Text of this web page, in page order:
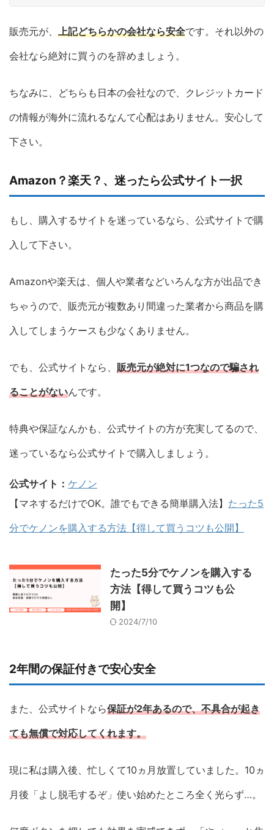
販売元が、 上記どちらかの会社なら安全です。それ以外の
会社なら絶対に買うのを辞めましょう。
ちなみに、どちらも日本の会社なので、クレジットカード
の情報が海外に流れるなんて心配はありません。安心して
下さい。
Amazon？楽天？、迷ったら公式サイト一択
もし、購入するサイトを迷っているなら、公式サイトで購
入して下さい。
Amazonや楽天は、個人や業者などいろんな方が出品でき
ちゃうので、販売元が複数あり間違った業者から商品を購
入してしまうケースも少なくありません。
でも、公式サイトなら、 販売元が絶対に1つなので騙され
ることがないんです。
特典や保証なんかも、公式サイトの方が充実してるので、
迷っているなら公式サイトで購入しましょう。
公式サイト： ケノン
【マネするだけでOK。誰でもできる簡単購入法】 たった5
分でケノンを購入する方法【得して買うコツも公開】
たった5分でケノンを購入する
方法【得して買うコツも公
開】
2024/7/10
2年間の保証付きで安心安全
また、公式サイトなら保証が2年あるので、不具合が起き
ても無償で対応してくれます。
現に私は購入後、忙しくて10ヵ月放置していました。10ヵ
月後「よし脱毛するぞ」使い始めたところ全く光らず…。